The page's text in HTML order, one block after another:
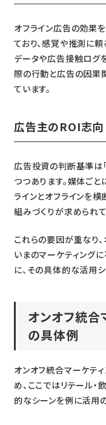
オフライン広告の効果
ており、感覚や推測に
データや広告接触ログ
際の行動と広告の因果
ています。
広告主のROI志向
広告投資の判断基準は
つつあります。媒体ご
ラインとオフラインを
組みづくりが求められて
これらの要因が重なり
いまのマーケティング
に、その具体的な活用
オンオフ統合
の具体例
オンオフ統合マーケテ
め、ここではリテール・
的なシーンを例に活用